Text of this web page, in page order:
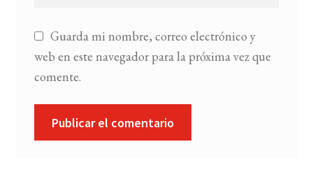
Guarda mi nombre, correo electrónico y
web en este navegador para la próxima vez que
comente.